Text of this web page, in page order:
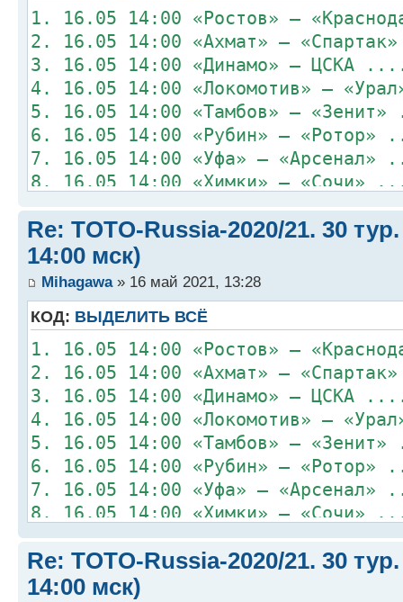
1. 16.05 14:00 «Ростов» –
2. 16.05 14:00 «Ахмат» –
3. 16.05 14:00 «Динамо» –
4. 16.05 14:00 «Локомотив» –
5. 16.05 14:00 «Тамбов» –
6. 16.05 14:00 «Рубин» –
7. 16.05 14:00 «Уфа» –
8. 16.05 14:00 «Химки» –
Re: TOTO-Russia-2020/21. 30
14:00 мск)
Mihagawa» 16 май 2021, 13:28
КОД: ВЫДЕЛИТЬ ВСЁ
1. 16.05 14:00 «Ростов» –
2. 16.05 14:00 «Ахмат» –
3. 16.05 14:00 «Динамо» –
4. 16.05 14:00 «Локомотив» –
5. 16.05 14:00 «Тамбов» –
6. 16.05 14:00 «Рубин» –
7. 16.05 14:00 «Уфа» –
8. 16.05 14:00 «Химки» –
Re: TOTO-Russia-2020/21. 30
14:00 мск)